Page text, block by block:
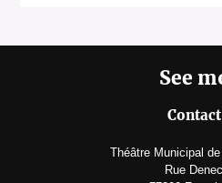
See
Théâtre Municipal
Rue